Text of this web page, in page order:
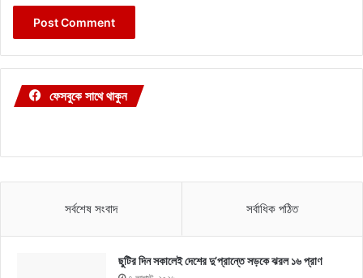
ফেসবুকে সাথে থাকুন
সর্বশেষ সংবাদ সর্বাধিক পঠিত
ছুটির দিন সকালেই দেশের দু’প্রান্তে সড়কে ঝরল ১৬ প্রাণ